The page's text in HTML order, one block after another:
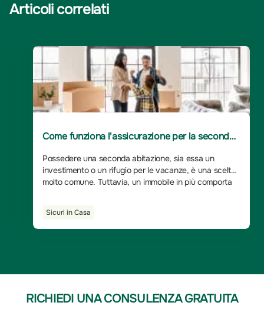
Articoli correlati
Come funziona l'assicurazione per la seconda
Possedere una seconda abitazione, sia essa un
investimento o un rifugio per le vacanze, è una scelta
molto comune. Tuttavia, un immobile in più comporta
Sicuri in Casa
RICHIEDI UNA CONSULENZA GRATUITA